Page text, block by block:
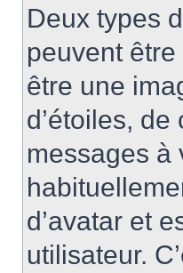
Deux types
peuvent être
être une
d’étoiles,
messages à
d’avatar et
utilisateur.